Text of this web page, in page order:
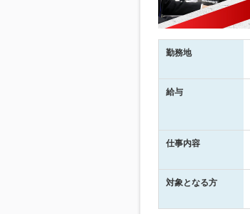
勤務地
給与
仕事内容
対象となる方